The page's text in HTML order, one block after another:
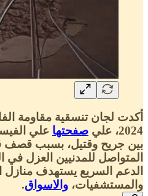
2024، علي
صفحتها
بين جريح وقتيل، بسبب قصف
المتواصل للمدنيين العزل في
الدعم السريع يستهدف منازل
والمستشفيات، والاسواق.